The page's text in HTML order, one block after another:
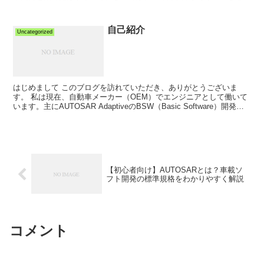
Uncategorized 自己紹介
はじめまして このブログを訪れていただき、ありがとうございま
す。 私は現在、自動車メーカー（OEM）でエンジニアとして働いて
います。主にAUTOSAR AdaptiveのBSW（Basic Software）開発を
【初心者向け】AUTOSARとは？車載ソ
フト開発の標準規格をわかりやすく解説
コメント